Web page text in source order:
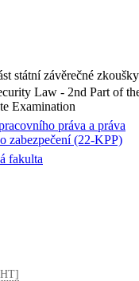
státní závěrečné
Law - 2nd Part of
Examination
práva a práva
zabezpečení (22-KPP)
fakulta